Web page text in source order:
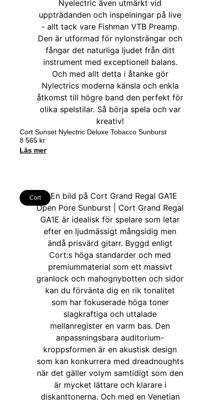
Cort Sunset Nylectric Deluxe Tobacco Sunburst
8 565 kr
Läs mer
Cort